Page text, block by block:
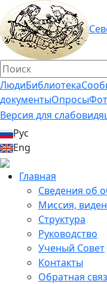
ЛюдиБиблиотека
документыОпросы
Версия для
Рус
Eng
Главная
Сведения об
Миссия,
Структура
Руководство
Ученый Совет
Контакты
Обратная